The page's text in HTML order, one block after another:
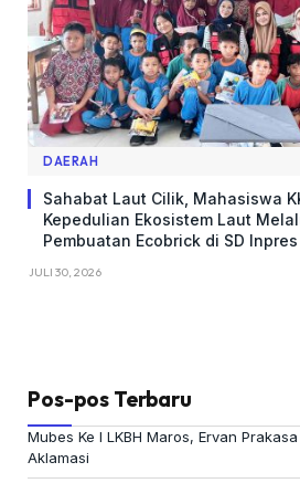
DAERAH
Sahabat Laut Cilik, Mahasiswa
Kepedulian Ekosistem Laut
Pembuatan Ecobrick di SD
JULI 30, 2026
Pos-pos Terbaru
Mubes Ke I LKBH Maros, Ervan
Aklamasi